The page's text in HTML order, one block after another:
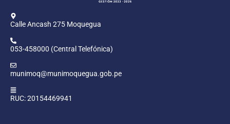
Calle Ancash 275 Moquegua
053-458000 (Central Telefónica)
munimoq@munimoquegua.gob.pe
RUC: 20154469941